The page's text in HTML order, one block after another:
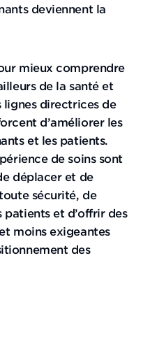
deviennent la
mieux comprendre
de la santé et
lignes directrices de
d’améliorer les
et les patients.
de soins sont
déplacer et de
sécurité, de
et d’offrir des
moins exigeantes
des